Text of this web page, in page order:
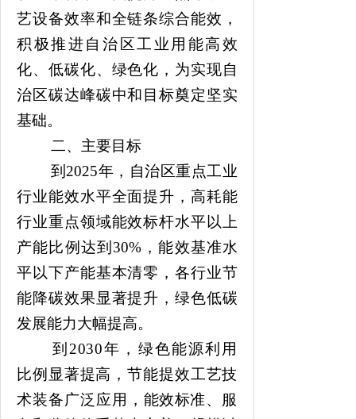
艺设备效率和全链条综合能效，
积极推进自治区工业 用能高效
化、低碳化、绿色化，为实现自
治区碳达峰碳中和目标奠定坚实
基础。
二、主要目标
到 2025年，自治区重点工业
行业能效水平全面提升，高耗能
行业重点领域能效标杆水平以上
产能比例达到30%，能效基准水
平以下产能基本清零，各行业节
能降碳效果显著提升 ，绿色低碳
发展能力大幅提高。
到 2030年，绿色能源利用
比例显著提高，节能提效工艺技
术装备广泛应用， 能效标准、服